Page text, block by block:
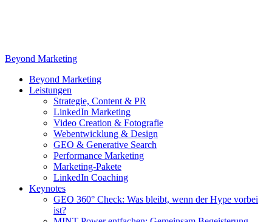
Beyond Marketing
Beyond Marketing
Leistungen
Strategie, Content & PR
LinkedIn Marketing
Video Creation & Fotografie
Webentwicklung & Design
GEO & Generative Search
Performance Marketing
Marketing-Pakete
LinkedIn Coaching
Keynotes
GEO 360° Check: Was bleibt, wenn der Hype vorbei
ist?